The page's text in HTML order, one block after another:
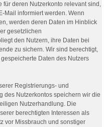
für deren Nutzerkonto relevant sind,
Mail informiert werden. Wenn
werden deren Daten im Hinblick
gesetzlichen
den Nutzern, ihre Daten bei
zu sichern. Wir sind berechtigt,
Daten des Nutzers
Registrierungs- und
des Nutzerkontos speichern wir die
Nutzerhandlung. Die
berechtigten Interessen als
vor Missbrauch und sonstiger